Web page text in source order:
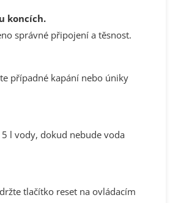
koncích.
správné připojení a těsnost.
případné kapání nebo úniky
l vody, dokud nebude voda
tlačítko reset na ovládacím